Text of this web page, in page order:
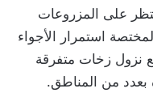
على المزروعات
استمرار الأجواء
نزول زخات متفرقة
من المناطق.